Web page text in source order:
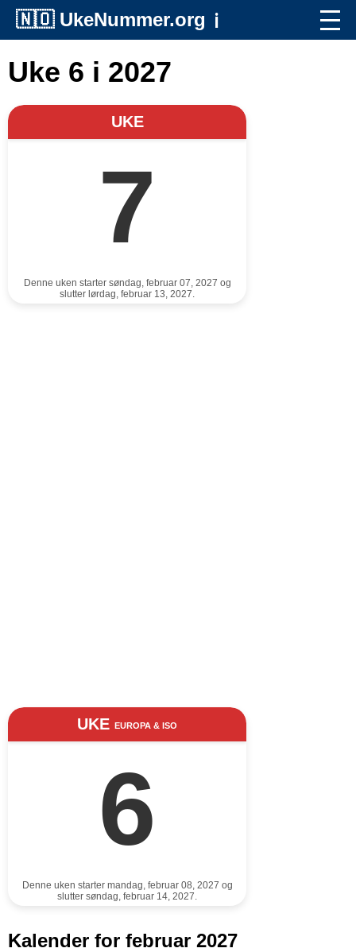
🇳🇴 UkeNummer.org ℹ️
Uke 6 i 2027
UKE
7
Denne uken starter søndag, februar 07, 2027 og
slutter lørdag, februar 13, 2027.
UKE EUROPA & ISO
6
Denne uken starter mandag, februar 08, 2027 og
slutter søndag, februar 14, 2027.
Kalender for februar 2027